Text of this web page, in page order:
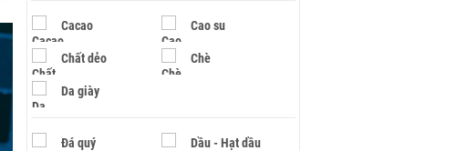
Cacao Cao su
Chất dẻo Chè
Da giày
Đá quý Dầu - Hạt dầu